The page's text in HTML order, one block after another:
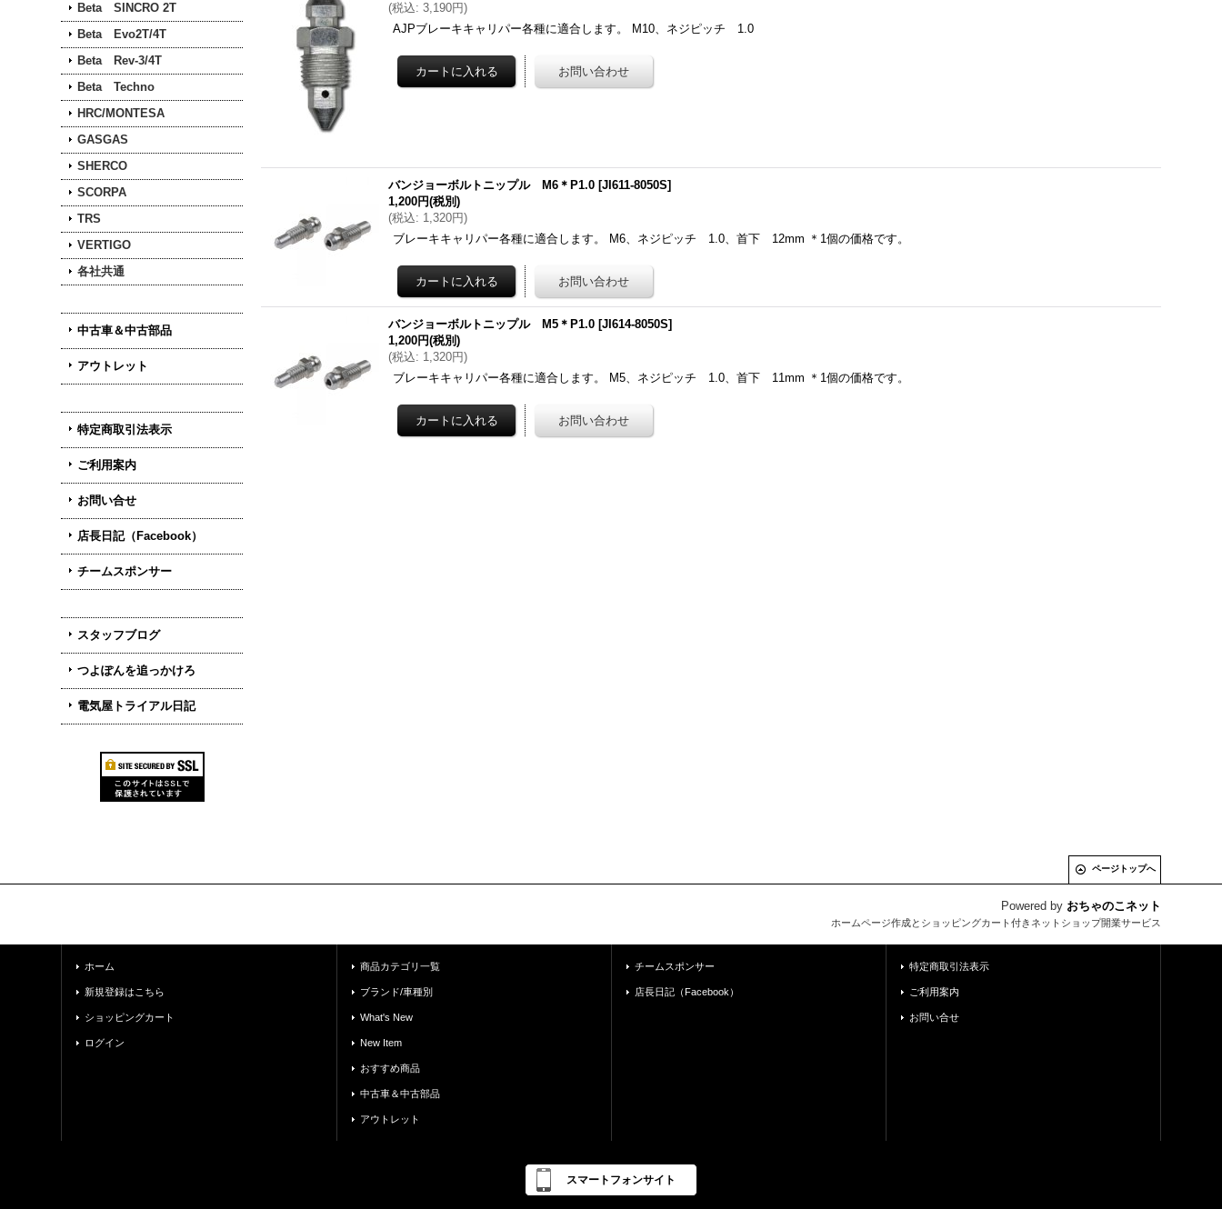
Beta SINCRO 2T
Beta Evo2T/4T
Beta Rev-3/4T
Beta Techno
HRC/MONTESA
GASGAS
SHERCO
SCORPA
TRS
VERTIGO
各社共通
中古車＆中古部品
アウトレット
特定商取引法表示
ご利用案内
お問い合せ
店長日記（Facebook）
チームスポンサー
スタッフブログ
つよぽんを追っかけろ
電気屋トライアル日記
(税込: 3,190円)
AJPブレーキキャリパー各種に適合します。 M10、ネジピッチ 1.0
バンジョーボルトニップル M6＊P1.0 [JI611-8050S]
1,200円(税別)
(税込: 1,320円)
ブレーキキャリパー各種に適合します。 M6、ネジピッチ 1.0、首下 12mm ＊1個の価格です。
バンジョーボルトニップル M5＊P1.0 [JI614-8050S]
1,200円(税別)
(税込: 1,320円)
ブレーキキャリパー各種に適合します。 M5、ネジピッチ 1.0、首下 11mm ＊1個の価格です。
ページトップへ
Powered by おちゃのこネット
ホームページ作成とショッピングカート付きネットショップ開業サービス
ホーム
新規登録はこちら
ショッピングカート
ログイン
商品カテゴリ一覧
ブランド/車種別
What's New
New Item
おすすめ商品
中古車＆中古部品
アウトレット
チームスポンサー
店長日記（Facebook）
特定商取引法表示
ご利用案内
お問い合せ
スマートフォンサイト